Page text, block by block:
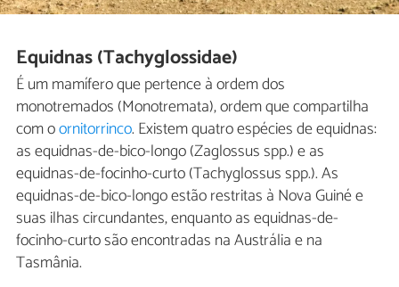
Equidnas (Tachyglossidae)
É um mamífero que pertence à ordem dos
monotremados (Monotremata), ordem que compartilha
com oornitorrinco. Existem quatro espécies de equidnas:
as equidnas-de-bico-longo (Zaglossus spp.) e as
equidnas-de-focinho-curto (Tachyglossus spp.). As
equidnas-de-bico-longo estão restritas à Nova Guiné e
suas ilhas circundantes, enquanto as equidnas-de-
focinho-curto são encontradas na Austrália e na
Tasmânia.